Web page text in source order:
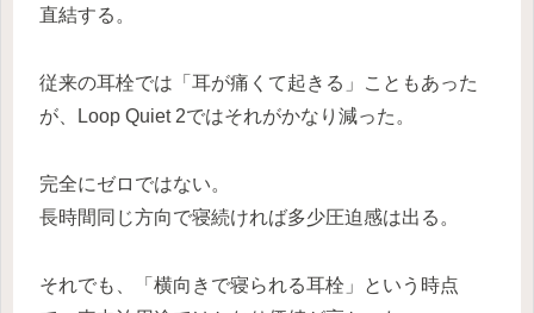
直結する。
従来の耳栓では「耳が痛くて起きる」こともあった
が、Loop Quiet 2ではそれがかなり減った。
完全にゼロではない。
長時間同じ方向で寝続ければ多少圧迫感は出る。
それでも、「横向きで寝られる耳栓」という時点